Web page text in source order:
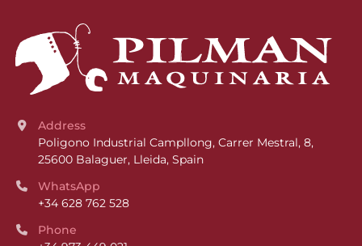
Address
Poligono Industrial Campllong, Carrer Mestral, 8,
25600 Balaguer, Lleida, Spain
WhatsApp
+34 628 762 528
Phone